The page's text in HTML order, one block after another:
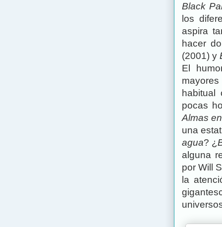
Black
los
aspira
hacer
(2001) y
El
pocas
Almas
una
agua? ¿
alguna
por Will
la